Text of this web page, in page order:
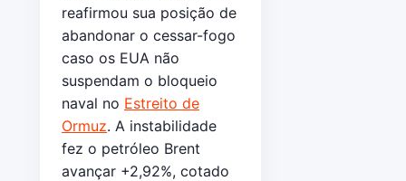
reafirmou sua posição de
abandonar o cessar-fogo
caso os EUA não
suspendam o bloqueio
naval no Estreito de
Ormuz. A instabilidade
fez o petróleo Brent
avançar +2,92%, cotado